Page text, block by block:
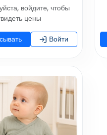
войдите, чтобы
цены
Войти